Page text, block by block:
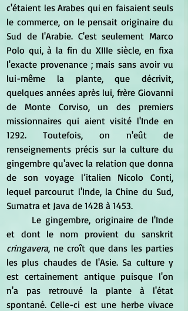
c'étaient les Arabes qui en faisaient seuls
le commerce, on le pensait originaire du
Sud de l'Arabie. C'est seulement Marco
Polo qui, à la fin du XIIIe siècle, en fixa
l'exacte provenance ; mais sans avoir vu
lui-même la plante, que décrivit,
quelques années après lui, frère Giovanni
de Monte Corviso, un des premiers
missionnaires qui aient visité l'Inde en
1292. Toutefois, on n'eût de
renseignements précis sur la culture du
gingembre qu'avec la relation que donna
de son voyage l’italien Nicolo Conti,
lequel parcourut l'Inde, la Chine du Sud,
Sumatra et Java de 1428 à 1453.
et dont le nom provient du sanskrit
cringavera, ne croît que dans les parties
les plus chaudes de l'Asie. Sa culture y
est certainement antique puisque l'on
n'a pas retrouvé la plante à l'état
spontané. Celle-ci est une herbe vivace